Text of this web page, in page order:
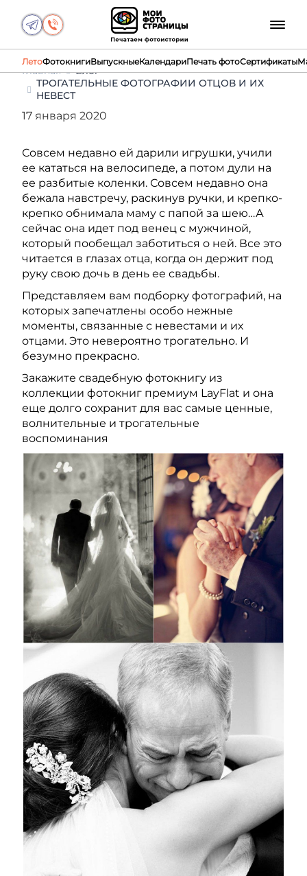
ЛетоФотокнигиВыпускныеКалендариПечать фотоСертификаты
Главная
Блог
ТРОГАТЕЛЬНЫЕ ФОТОГРАФИИ ОТЦОВ И ИХ
НЕВЕСТ
17 января 2020
Совсем недавно ей дарили игрушки, учили
ее кататься на велосипеде, а потом дули на
ее разбитые коленки. Совсем недавно она
бежала навстречу, раскинув ручки, и крепко-
крепко обнимала маму с папой за шею…А
сейчас она идет под венец с мужчиной,
который пообещал заботиться о ней. Все это
читается в глазах отца, когда он держит под
руку свою дочь в день ее свадьбы.
Представляем вам подборку фотографий, на
которых запечатлены особо нежные
моменты, связанные с невестами и их
отцами. Это невероятно трогательно. И
безумно прекрасно.
Закажите свадебную фотокнигу из
коллекции фотокниг премиум LayFlat и она
еще долго сохранит для вас самые ценные,
волнительные и трогательные
воспоминания